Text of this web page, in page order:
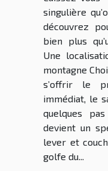
singulière
découvrez
bien plus
Une
montagne
s’offrir le
immédiat, le
quelques
devient un
lever et
golfe du...